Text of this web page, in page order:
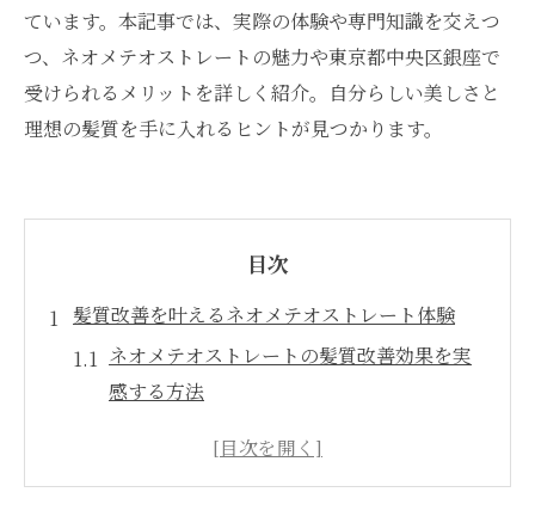
ています。本記事では、実際の体験や専門知識を交えつ
つ、ネオメテオストレートの魅力や東京都中央区銀座で
受けられるメリットを詳しく紹介。自分らしい美しさと
理想の髪質を手に入れるヒントが見つかります。
目次
髪質改善を叶えるネオメテオストレート体験
ネオメテオストレートの髪質改善効果を実
感する方法